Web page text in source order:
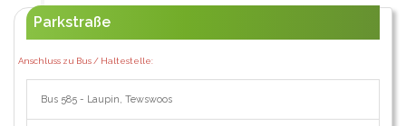
Parkstraße
Anschluss zu Bus / Haltestelle:
Bus 585 - Laupin, Tewswoos